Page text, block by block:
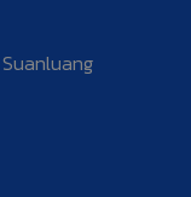
Suanluang